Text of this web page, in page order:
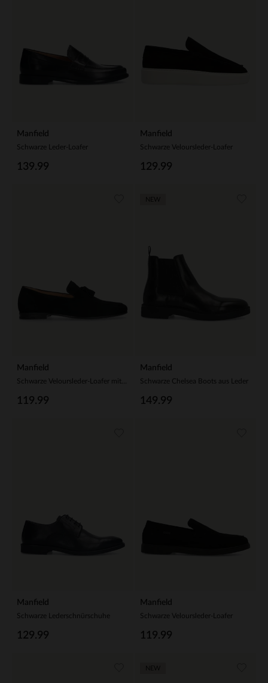
Manfield
Schwarze Leder-Loafer
139.99
Manfield
Schwarze Veloursleder-Loafer
129.99
Manfield
119.99
Manfield
Schwarze Chelsea Boots aus Leder
149.99
Manfield
Schwarze Lederschnürschuhe
129.99
Manfield
Schwarze Veloursleder-Loafer
119.99